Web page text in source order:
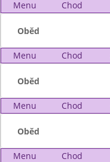
Menu Chod
Oběd
Menu Chod
Oběd
Menu Chod
Oběd
Menu Chod